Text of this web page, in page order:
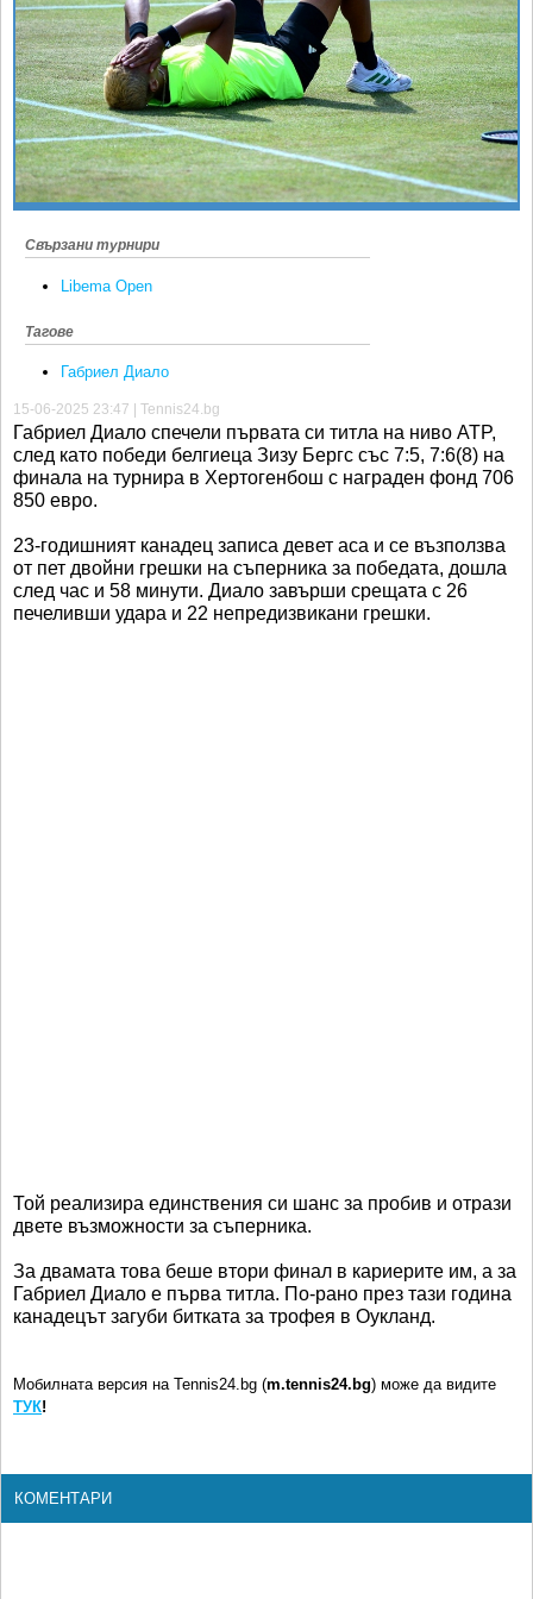
SOFIA OPEN
КЛУБОВЕ
БЛОГ
ВИДЕО
ЖЪЛТО
РАКЕТНИ
Ретро
Спорт&Фитнес
Други
Любители
Свързани турнири
Libema Open
Тагове
Габриел Диало
15-06-2025 23:47 | Tennis24.bg
Габриел Диало спечели първата си титла на ниво ATP,
след като победи белгиеца Зизу Бергс със 7:5, 7:6(8) на
финала на турнира в Хертогенбош с награден фонд 706
850 евро.
23-годишният канадец записа девет аса и се възползва
от пет двойни грешки на съперника за победата, дошла
след час и 58 минути. Диало завърши срещата с 26
печеливши удара и 22 непредизвикани грешки.
Той реализира единствения си шанс за пробив и отрази
двете възможности за съперника.
За двамата това беше втори финал в кариерите им, а за
Габриел Диало е първа титла. По-рано през тази година
канадецът загуби битката за трофея в Оукланд.
Мобилната версия на Tennis24.bg (m.tennis24.bg) може да видите
ТУК!
КОМЕНТАРИ